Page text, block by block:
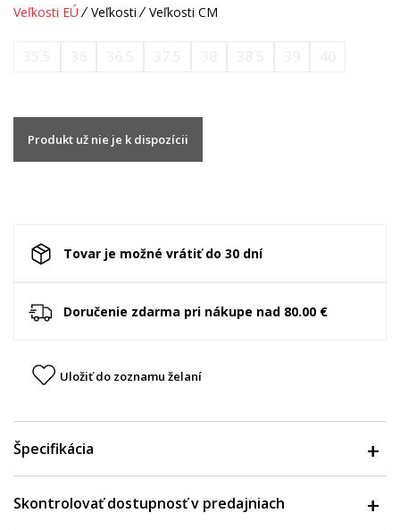
Veľkosti EÚ Veľkosti Veľkosti CM
Produkt už nie je k dispozícii
Tovar je možné vrátiť do 30 dní
Doručenie zdarma pri nákupe nad 80.00 €
Uložiť do zoznamu želaní
Špecifikácia
Skontrolovať dostupnosť v predajniach